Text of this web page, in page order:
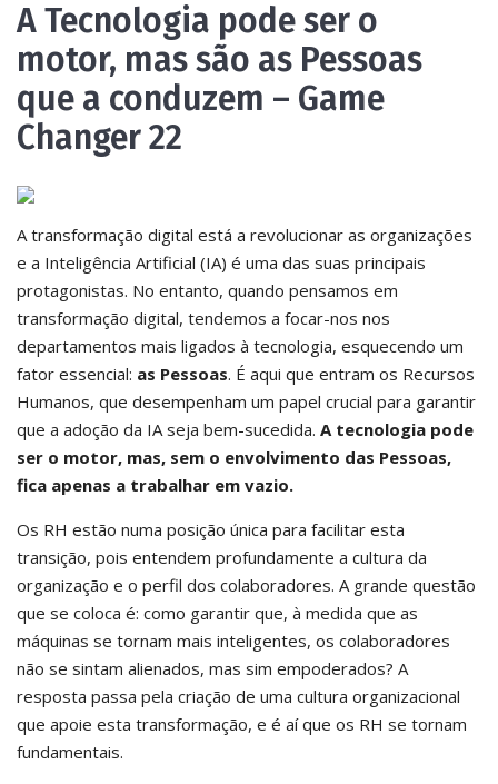
A Tecnologia pode ser o
motor, mas são as Pessoas
que a conduzem – Game
Changer 22
A transformação digital está a revolucionar as organizações
e a Inteligência Artificial (IA) é uma das suas principais
protagonistas. No entanto, quando pensamos em
transformação digital, tendemos a focar-nos nos
departamentos mais ligados à tecnologia, esquecendo um
fator essencial: as Pessoas. É aqui que entram os Recursos
Humanos, que desempenham um papel crucial para garantir
que a adoção da IA seja bem-sucedida. A tecnologia pode
ser o motor, mas, sem o envolvimento das Pessoas,
fica apenas a trabalhar em vazio.
Os RH estão numa posição única para facilitar esta
transição, pois entendem profundamente a cultura da
organização e o perfil dos colaboradores. A grande questão
que se coloca é: como garantir que, à medida que as
máquinas se tornam mais inteligentes, os colaboradores
não se sintam alienados, mas sim empoderados? A
resposta passa pela criação de uma cultura organizacional
que apoie esta transformação, e é aí que os RH se tornam
fundamentais.